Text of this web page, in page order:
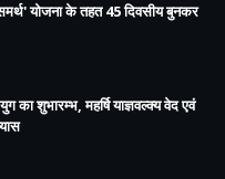
योजना के तहत 45 दिवसीय बुनकर
का शुभारम्भ, महर्षि याज्ञवल्क्य वेद एवं